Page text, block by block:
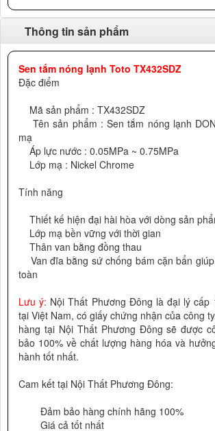
Thông tin sản phẩm
Sen tắm nóng lạnh Toto TX432SDZ
Đặc điểm
Mã sản phẩm : TX432SDZ
Tên sản phẩm : Sen tắm nóng lạnh
mạ
Áp lực nước : 0.05MPa ~ 0.75MPa
Lớp mạ : Nickel Chrome
Tính năng
Thiết kế hiện đại hài hòa với dòng sản
Lớp mạ bền vững với thời gian
Thân van bằng đồng thau
Van đĩa bằng sứ chống bám cặn bẩn
toàn
Lưu ý: Nội Thất Phương Đông là đại lý
tại Việt Nam, có giấy chứng nhận của công
hàng tại Nội Thất Phương Đông sẽ được
bảo 100% về chất lượng hàng hóa và
hành tốt nhất.
Cam kết tại Nội Thất Phương Đông:
Đảm bảo hàng chính hãng 100%
Giá cả tốt nhất